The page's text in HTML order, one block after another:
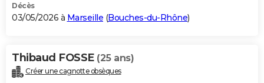
Décès
03/05/2026 à Marseille (Bouches-du-Rhône)
Thibaud FOSSE (25 ans)
Créer une cagnotte obsèques